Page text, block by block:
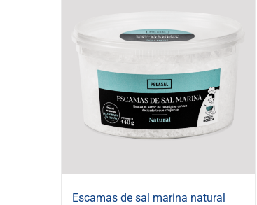
Escamas de sal marina natural